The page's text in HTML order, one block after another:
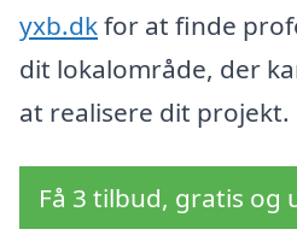
yxb.dkfor at finde
dit lokalområde, der
at realisere dit projekt.
Få 3 tilbud, gratis og